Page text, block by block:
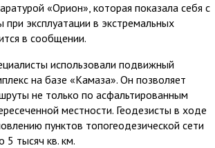
«Орион», которая показала себя с
эксплуатации в экстремальных
в сообщении.
использовали подвижный
на базе «Камаза». Он позволяет
не только по асфальтированным
местности. Геодезисты в ходе
пунктов топогеодезической сети
5 тысяч кв. км.